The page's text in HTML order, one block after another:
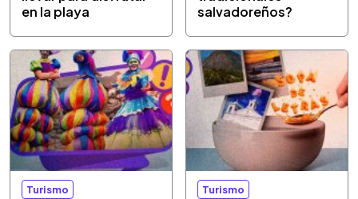
en la playa
salvadoreños?
Turismo Turismo